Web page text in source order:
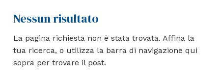
Nessun risultato
La pagina richiesta non è stata trovata. Affina la
tua ricerca, o utilizza la barra di navigazione qui
sopra per trovare il post.